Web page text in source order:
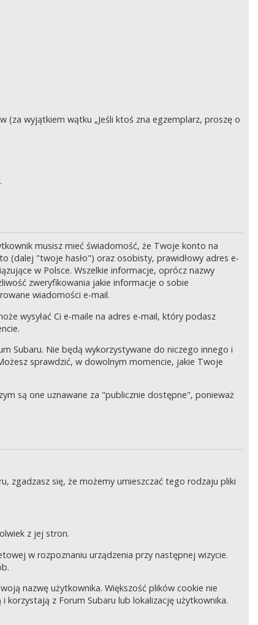
wyjątkiem wątku „Jeśli ktoś zna egzemplarz, proszę o
musisz mieć świadomość, że Twoje konto na
(dalej "twoje hasło") oraz osobisty, prawidłowy adres e-
w Polsce. Wszelkie informacje, oprócz nazwy
zweryfikowania jakie informacje o sobie
wiadomości e-mail.
wysyłać Ci e-maile na adres e-mail, który podasz
Subaru. Nie będą wykorzystywane do niczego innego i
sprawdzić, w dowolnym momencie, jakie Twoje
są one uznawane za "publicznie dostępne", ponieważ
zgadzasz się, że możemy umieszczać tego rodzaju pliki
z jej stron.
w rozpoznaniu urządzenia przy następnej wizycie.
nazwę użytkownika. Większość plików cookie nie
z Forum Subaru lub lokalizację użytkownika.